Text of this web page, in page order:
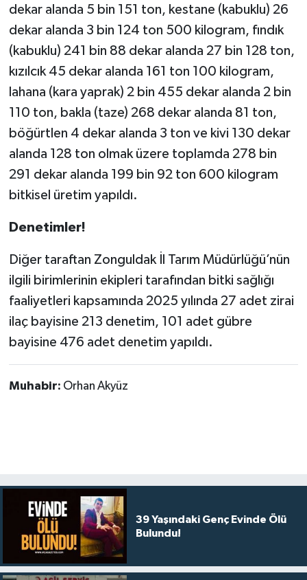
dekar alanda 5 bin 151 ton, kestane (kabuklu) 26
dekar alanda 3 bin 124 ton 500 kilogram, fındık
(kabuklu) 241 bin 88 dekar alanda 27 bin 128 ton,
kızılcık 45 dekar alanda 161 ton 100 kilogram,
lahana (kara yaprak) 2 bin 455 dekar alanda 2 bin
110 ton, bakla (taze) 268 dekar alanda 81 ton,
böğürtlen 4 dekar alanda 3 ton ve kivi 130 dekar
alanda 128 ton olmak üzere toplamda 278 bin
291 dekar alanda 199 bin 92 ton 600 kilogram
bitkisel üretim yapıldı.
Denetimler!
Diğer taraftan Zonguldak İl Tarım Müdürlüğü’nün
ilgili birimlerinin ekipleri tarafından bitki sağlığı
faaliyetleri kapsamında 2025 yılında 27 adet zirai
ilaç bayisine 213 denetim, 101 adet gübre
bayisine 476 adet denetim yapıldı.
Muhabir: Orhan Akyüz
39 Yaşındaki Genç Evinde Ölü
Bulundu!